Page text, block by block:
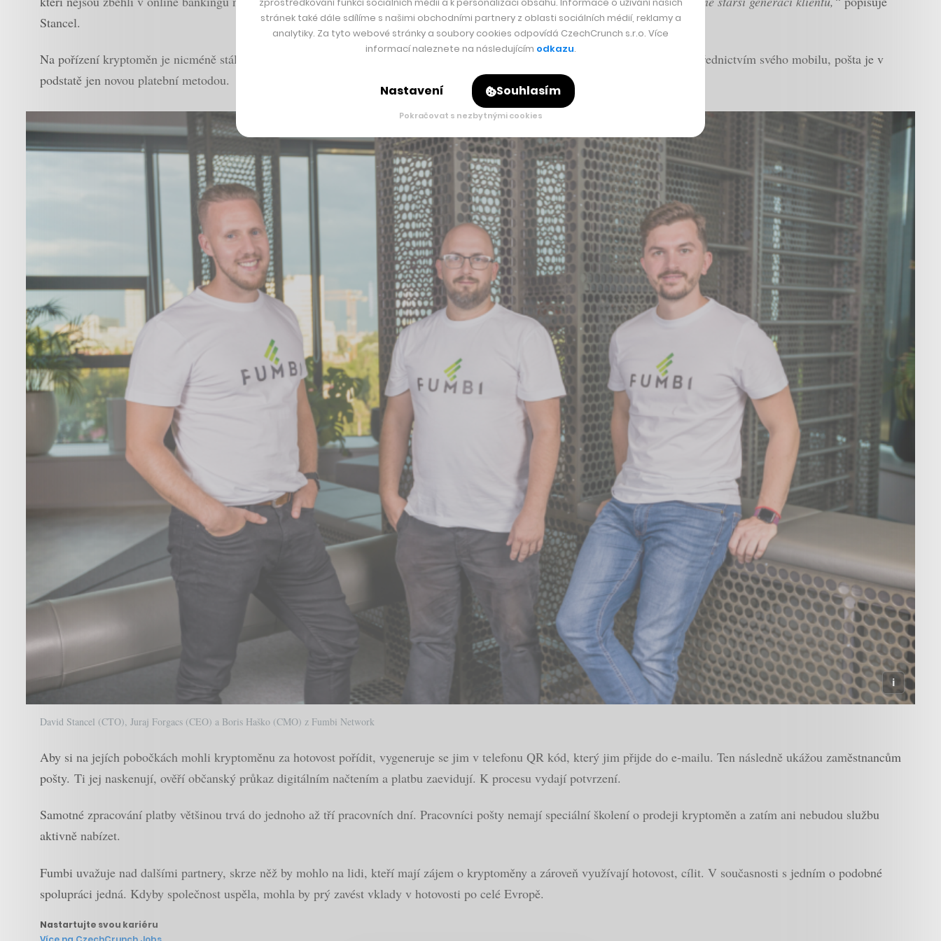
Stancel.
Na pořízení kryptoměn je nicméně stále nutné používat samotnou aplikaci. V rámci Fumbi je uživatelé ale i nadále nakupují prostřednictvím svého mobilu, pošta je v
podstatě jen novou platební metodou.
David Stancel (CTO), Juraj Forgacs (CEO) a Boris Haško (CMO) z Fumbi Network
Aby si na jejích pobočkách mohli kryptoměnu za hotovost pořídit, vygeneruje se jim v telefonu QR kód, který jim přijde do e-mailu. Ten následně ukážou zaměstnancům
pošty. Ti jej naskenují, ověří občanský průkaz digitálním načtením a platbu zaevidují. K procesu vydají potvrzení.
Samotné zpracování platby většinou trvá do jednoho až tří pracovních dní. Pracovníci pošty nemají speciální školení o prodeji kryptoměn a zatím ani nebudou službu
aktivně nabízet.
Fumbi uvažuje nad dalšími partnery, skrze něž by mohlo na lidi, kteří mají zájem o kryptoměny a zároveň využívají hotovost, cílit. V současnosti s jedním o podobné
spolupráci jedná. Kdyby společnost uspěla, mohla by prý zavést vklady v hotovosti po celé Evropě.
Nastartujte svou kariéru
stránek také dále sdílíme s našimi obchodními partnery z oblasti sociálních médií, reklamy a
analytiky. Za tyto webové stránky a soubory cookies odpovídá CzechCrunch s.r.o. Více
informací naleznete na následujícím odkazu.
Nastavení Souhlasím
Pokračovat s nezbytnými cookies